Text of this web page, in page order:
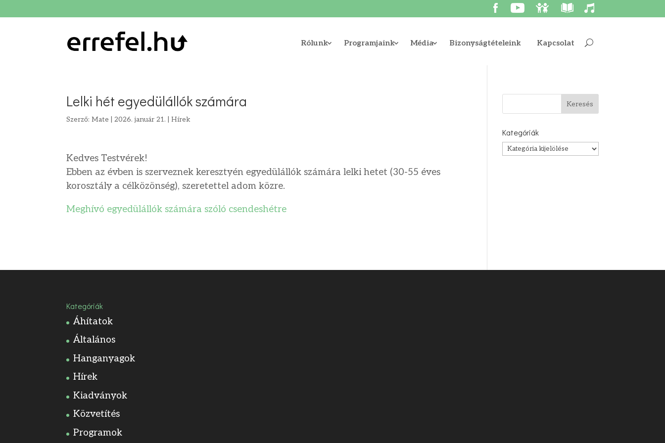
Rólunk Programjaink Média Bizonyságtételeink Kapcsolat
Lelki hét egyedülállók számára
Szerző:Mate |2026. január 21. |Hírek
Kedves Testvérek!
Ebben az évben is szerveznek keresztyén egyedülállók számára lelki hetet (30-55 éves
korosztály a célközönség), szeretettel adom közre.
Meghívó egyedülállók számára szóló csendeshétre
Kategóriák
Kategóriák
Kategóriák
Áhítatok
Általános
Hanganyagok
Hírek
Kiadványok
Közvetítés
Programok